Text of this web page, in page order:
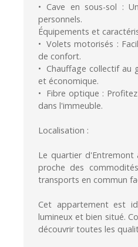
Cave en sous-sol :
personnels.
Équipements et
Volets motorisés :
de confort.
Chauffage collectif au
et économique.
Fibre optique :
dans l'immeuble.
Localisation :
Le quartier
proche des
transports en commun
Cet appartement est
lumineux et bien situé.
découvrir toutes les